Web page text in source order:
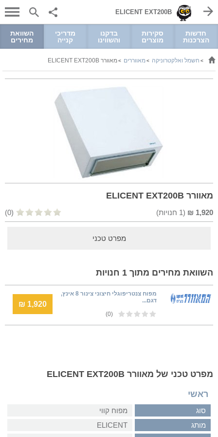
ELICENT EXT200B
חדשות
הצרכנות
סקירות
מוצרים
בדקנו
והשווינו
מדריכי
קנייה
השוואת
מחירים
> חשמל ואלקטרוניקה >מאווררים >מאוורר ELICENT EXT200B
מאוורר ELICENT EXT200B
1,920
₪
(
1 חנויות) (0)
מפרט טכני
השוואת מחירים מתוך 1 חנויות
מפוח צנטריפוגלי חיצוני צינור 8 אינץ,
דגם...
(0)
1,920 ₪
מפרט טכני של מאוורר ELICENT EXT200B
ראשי
סוג
מפוח קווי
מותג
ELICENT